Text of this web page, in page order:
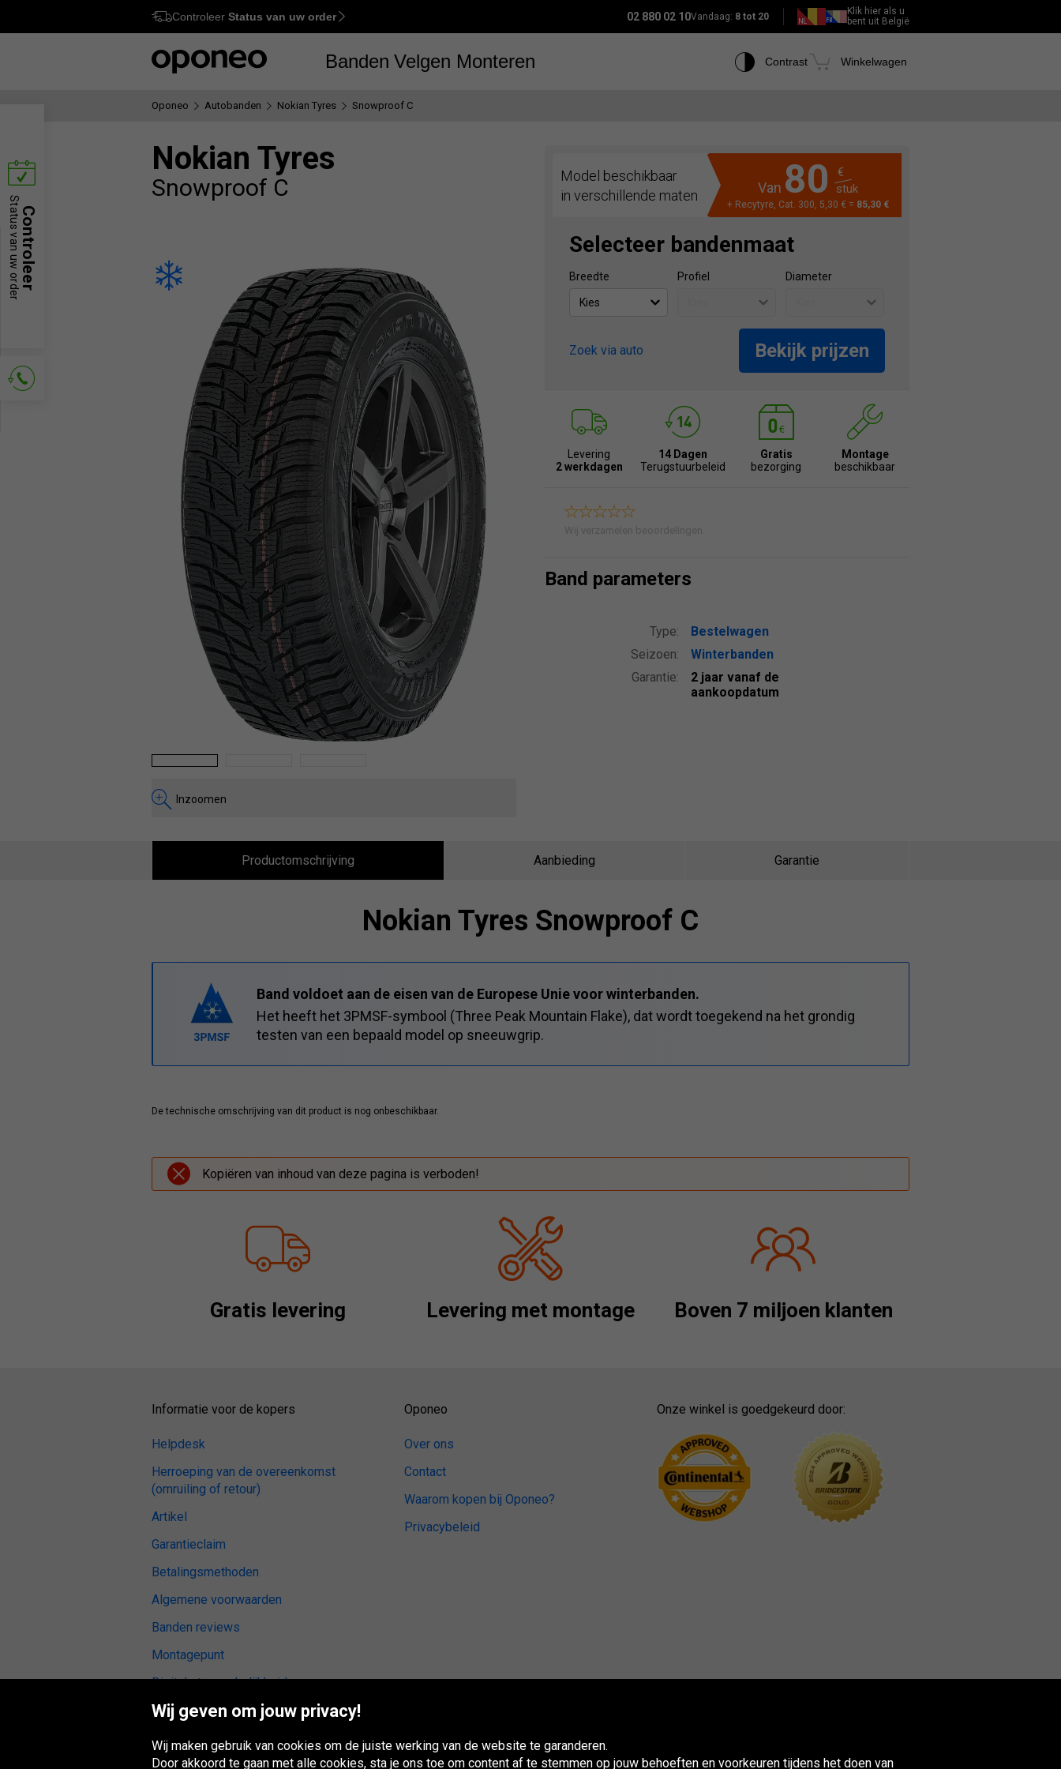
Ctrl M
Controleer Status van uw order 02 880 02 10Vandaag: 8 tot 20
Klik hier als u
bent uit België
Banden Velgen Monteren Contrast Winkelwagen
Oponeo Autobanden Nokian Tyres Snowproof C
Nokian Tyres
Snowproof C
Inzoomen
Model beschikbaar
in verschillende maten
Van 80
€
stuk
+ Recytyre, Cat. 300, 5,30 € = 85,30 €
Selecteer bandenmaat
Breedte Profiel Diameter
Zoek via auto Bekijk prijzen
Levering
2 werkdagen
14 Dagen
Terugstuurbeleid
Gratis
bezorging
Montage
beschikbaar
Wij verzamelen beoordelingen.
Band parameters
Type:
Bestelwagen
Seizoen:
Winterbanden
Garantie:
2 jaar vanaf de
aankoopdatum
Productomschrijving Aanbieding Garantie
Nokian Tyres Snowproof C
Band voldoet aan de eisen van de Europese Unie voor winterbanden.
Het heeft het 3PMSF-symbool (Three Peak Mountain Flake), dat wordt toegekend na het grondig
testen van een bepaald model op sneeuwgrip.
De technische omschrijving van dit product is nog onbeschikbaar.
Kopiëren van inhoud van deze pagina is verboden!
Gratis levering Levering met montage Boven 7 miljoen klanten
Controleer
Status van uw order
Informatie voor de kopers
Helpdesk
Herroeping van de overeenkomst
(omruiling of retour)
Artikel
Garantieclaim
Betalingsmethoden
Algemene voorwaarden
Banden reviews
Montagepunt
Digitale toegankelijkheid
Oponeo
Over ons
Contact
Waarom kopen bij Oponeo?
Privacybeleid
Onze winkel is goedgekeurd door:
Wij geven om jouw privacy!
Wij maken gebruik van cookies om de juiste werking van de website te garanderen.
Door akkoord te gaan met alle cookies, sta je ons toe om content af te stemmen op jouw behoeften en voorkeuren tijdens het doen van